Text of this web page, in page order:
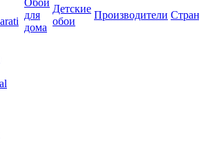
Обои
для
дома
Детские
обои
Производители